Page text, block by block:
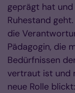
geprägt hat
Ruhestand
die
Pädagogin, die
Bedürfnissen
vertraut ist und
neue Rolle